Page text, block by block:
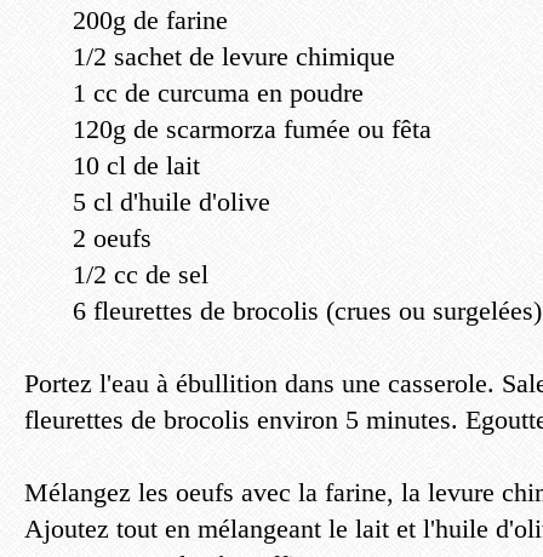
200g de farine
1/2 sachet de levure chimique
1 cc de curcuma en poudre
120g de scarmorza fumée ou fêta
10 cl de lait
5 cl d'huile d'olive
2 oeufs
1/2 cc de sel
6 fleurettes de brocolis (crues ou surgelées)
Portez l'eau à ébullition dans une casserole.
fleurettes de brocolis environ 5 minutes.
Mélangez les oeufs avec la farine, la levure
Ajoutez tout en mélangeant le lait et l'huile